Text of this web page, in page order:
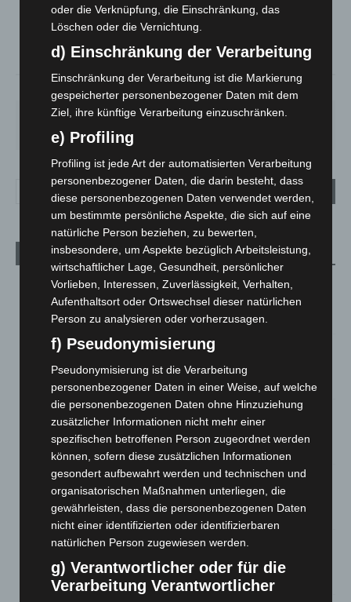
25.1°C 25.5°
24.4 °
SA.
26°
SO.
34°
MO. DI.
Aktuelle Beiträge
Kunst trifft Weingenuss: Barbara-Susann Mehring zeigt ihre
Werke im Jacques’ Wein-Depot Isernhagen
8. August 2026
A2: Zweite Turbobaustelle startet zwischen Hannover-West
und Bothfeld
8. August 2026
Niedersachsen: Feuerwehrkräfte kehren nach
7. August 2026
Hannover: Erste Tigermücken-Population in Niedersachsen
entdeckt
7. August 2026
Brand im „Haus der Begegnung“ in Neuwarmbüchen schnell
eingedämmt
6. August 2026
oder die Verknüpfung, die Einschränkung, das
Löschen oder die Vernichtung.
d) Einschränkung der Verarbeitung
Einschränkung der Verarbeitung ist die Markierung
gespeicherter personenbezogener Daten mit dem
Ziel, ihre künftige Verarbeitung einzuschränken.
e) Profiling
Profiling ist jede Art der automatisierten Verarbeitung
personenbezogener Daten, die darin besteht, dass
diese personenbezogenen Daten verwendet werden,
um bestimmte persönliche Aspekte, die sich auf eine
natürliche Person beziehen, zu bewerten,
insbesondere, um Aspekte bezüglich Arbeitsleistung,
wirtschaftlicher Lage, Gesundheit, persönlicher
Vorlieben, Interessen, Zuverlässigkeit, Verhalten,
Aufenthaltsort oder Ortswechsel dieser natürlichen
Person zu analysieren oder vorherzusagen.
f) Pseudonymisierung
Pseudonymisierung ist die Verarbeitung
personenbezogener Daten in einer Weise, auf welche
die personenbezogenen Daten ohne Hinzuziehung
zusätzlicher Informationen nicht mehr einer
spezifischen betroffenen Person zugeordnet werden
können, sofern diese zusätzlichen Informationen
gesondert aufbewahrt werden und technischen und
organisatorischen Maßnahmen unterliegen, die
gewährleisten, dass die personenbezogenen Daten
nicht einer identifizierten oder identifizierbaren
natürlichen Person zugewiesen werden.
g) Verantwortlicher oder für die
Verarbeitung Verantwortlicher